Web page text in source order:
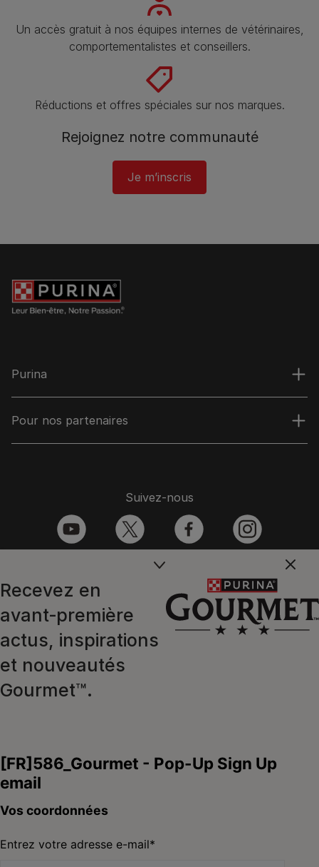
Un accès gratuit à nos équipes internes de vétérinaires,
comportementalistes et conseillers.
Réductions et offres spéciales sur nos marques.
Rejoignez notre communauté
Je m’inscris
Recevez en
avant‑première
actus, inspirations
et nouveautés
Gourmet™.
Purina
Pour nos partenaires
Nous contacter
Contactez-nous du lundi au
samedi, de 9H à 19H
Conversation instantanée en ligne
du lundi au vendredi, de 10H à 16H
et CAT CHOW :
Suivez-nous
youtube twitter facebook instagram